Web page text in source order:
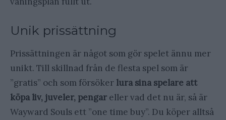
Unik prissättning
Prissättningen är något som gör spelet ännu mer
unikt. Till skillnad från de flesta spel som är
”gratis” och som försöker lura sina spelare att
köpa liv, juveler, pengareller vad det nu är, så är
Wayward Souls ett ”one time buy”. Du köper alltså